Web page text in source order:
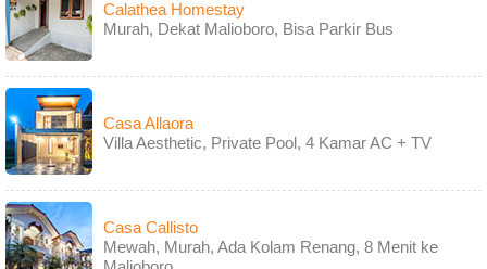
Calathea Homestay
Murah, Dekat Malioboro, Bisa Parkir Bus
Casa Allaora
Villa Aesthetic, Private Pool, 4 Kamar AC + TV
Casa Callisto
Mewah, Murah, Ada Kolam Renang, 8 Menit ke